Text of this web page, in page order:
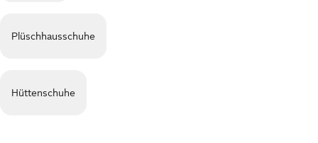
Plüschhausschuhe
Hüttenschuhe